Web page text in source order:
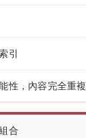
引
性，內容完全重複
合